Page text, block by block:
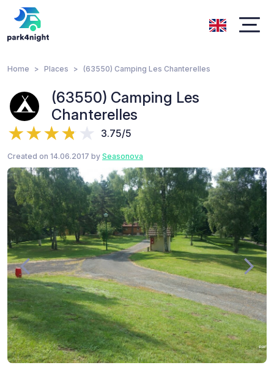
Home Places (63550) Camping Les Chanterelles
(63550) Camping Les
Chanterelles
3.75/5
Created on 14.06.2017 by Seasonova